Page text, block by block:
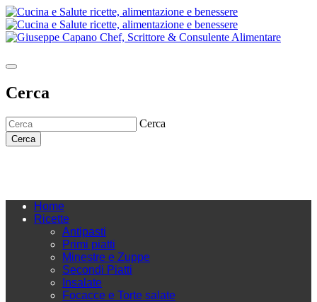
Cerca
Cerca
Cerca
Home
Ricette
Antipasti
Primi piatti
Minestre e Zuppe
Secondi Piatti
Insalate
Focacce e Torte salate